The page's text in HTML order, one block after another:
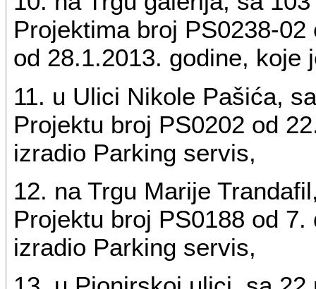
Projektima broj PS0238-
od 28.1.2013. godine, koje
11. u Ulici Nikole Pašića,
Projektu broj PS0202 od
izradio Parking servis,
12. na Trgu Marije
Projektu broj PS0188 od
izradio Parking servis,